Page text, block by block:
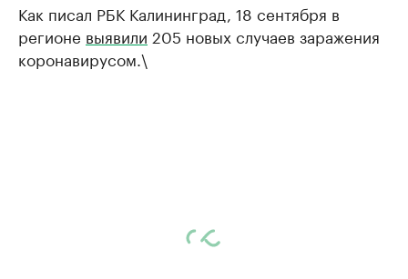
Как писал РБК Калининград, 18 сентября в
регионе выявили 205 новых случаев заражения
коронавирусом.\